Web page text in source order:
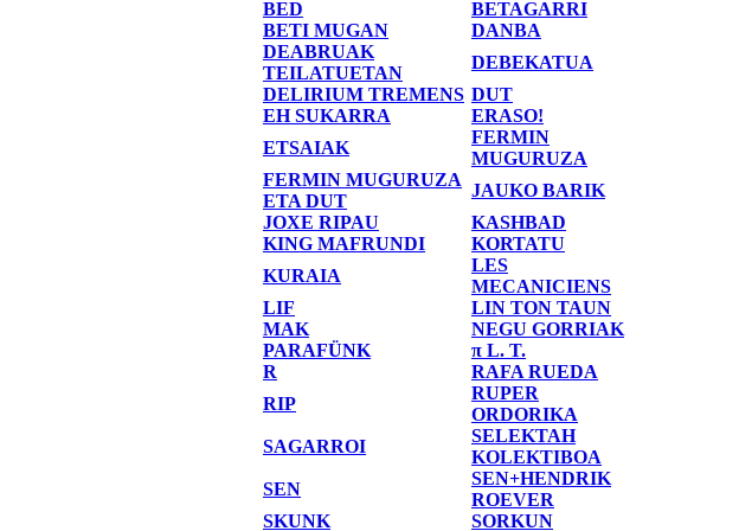
BED
BETAGARRI
BETI MUGAN
DANBA
DEABRUAK
TEILATUETAN
DEBEKATUA
DELIRIUM TREMENS DUT
EH SUKARRA
ERASO!
ETSAIAK
FERMIN
MUGURUZA
FERMIN MUGURUZA
ETA DUT
JAUKO BARIK
JOXE RIPAU
KASHBAD
KING MAFRUNDI
KORTATU
KURAIA
LES
MECANICIENS
LIF
LIN TON TAUN
MAK
NEGU GORRIAK
PARAFÜNK
π L. T.
R
RAFA RUEDA
RIP
RUPER
ORDORIKA
SAGARROI
SELEKTAH
KOLEKTIBOA
SEN
SEN+HENDRIK
ROEVER
SKUNK
SORKUN